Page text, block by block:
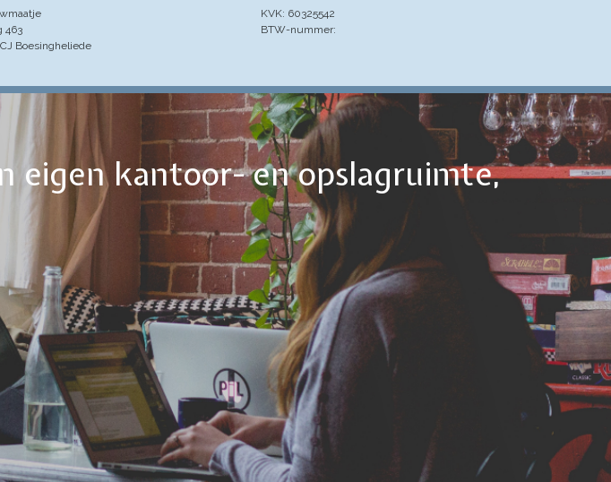
463
CJ Boesingheliede
KVK: 60325542
BTW-nummer:
eigen kantoor- en opslagruimte,